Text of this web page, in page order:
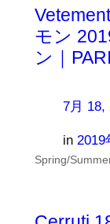
モン
ン｜
7月 18,
in 2019
Spring/